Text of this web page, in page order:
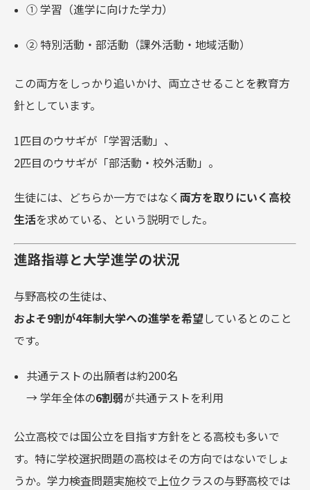
① 学習（進学に向けた学力）
② 特別活動・部活動（課外活動・地域活動）
この両方をしっかり追いかけ、両立させることを教育方
針としています。
1匹目のウサギが「学習活動」、
2匹目のウサギが「部活動・校外活動」。
生徒には、どちらか一方ではなく両方を取りにいく高校
生活を求めている、という説明でした。
進路指導と大学進学の状況
与野高校の生徒は、
およそ9割が4年制大学への進学を希望しているとのこと
です。
共通テストの出願者は約200名
→ 学年全体の6割弱が共通テストを利用
公立高校では国公立を目指す方針をとる高校も多いで
す。特に学校選択問題の高校はその方向ではないでしょ
うか。学力検査問題実施校で上位クラスの与野高校では